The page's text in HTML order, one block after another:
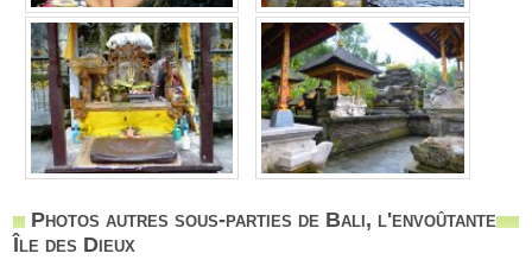
Photos autres sous-parties de Bali, l'envoûtante
Île des Dieux